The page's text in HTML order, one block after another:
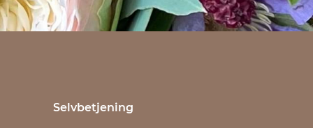
Selvbetjening